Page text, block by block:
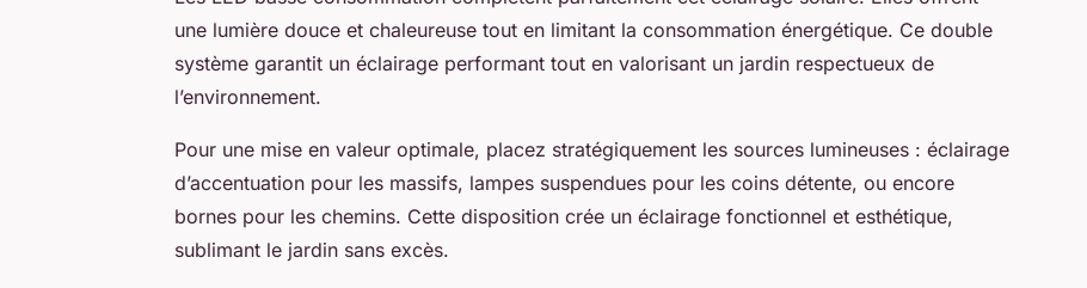
une lumière douce et chaleureuse tout en limitant la consommation énergétique. Ce double
système garantit un éclairage performant tout en valorisant un jardin respectueux de
l’environnement.
Pour une mise en valeur optimale, placez stratégiquement les sources lumineuses : éclairage
d’accentuation pour les massifs, lampes suspendues pour les coins détente, ou encore
bornes pour les chemins. Cette disposition crée un éclairage fonctionnel et esthétique,
sublimant le jardin sans excès.